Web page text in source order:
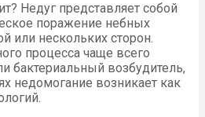
Недуг представляет собой
поражение небных
или нескольких сторон.
процесса чаще всего
бактериальный возбудитель,
недомогание возникает как